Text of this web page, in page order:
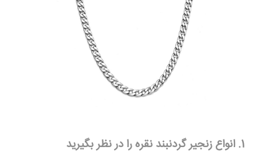
1. انواع زنجیر گردنبند نقره را در نظر بگیرید